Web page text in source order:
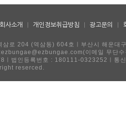
회사소개 개인정보취급방침 광고문의
삼로 204 (역삼동) 604호ㅣ부산시 해운
이메일 무단수
ㅣ법인등록번호 : 180111-0323252ㅣ통
reserced.